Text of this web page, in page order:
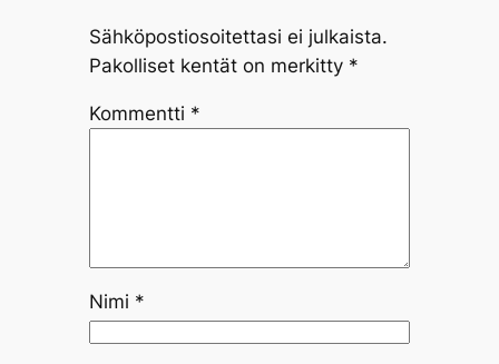
Sähköpostiosoitettasi ei julkaista.
Pakolliset kentät on merkitty *
Kommentti *
Nimi *